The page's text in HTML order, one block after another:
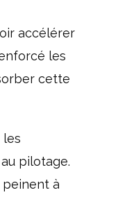
accélérer
les
cette
les
pilotage.
peinent à